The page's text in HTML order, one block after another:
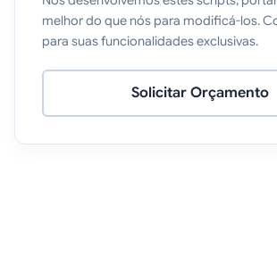
melhor do que nós para modificá-los.
para suas funcionalidades exclusivas.
Solicitar Orçamento